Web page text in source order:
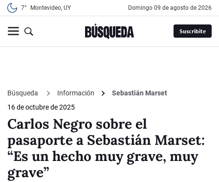
7° Montevideo, UY domingo 09 de agosto de 2026
Suscribite
Búsqueda Información
Sebastián Marset
16 de octubre de 2025
Carlos Negro sobre el
pasaporte a Sebastián Marset:
“Es un hecho muy grave, muy
grave”